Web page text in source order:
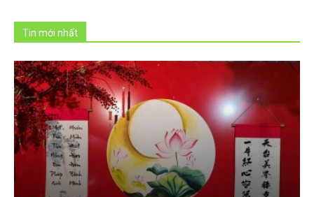
Tin mới nhất